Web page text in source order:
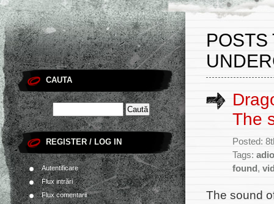
CAUTA
REGISTER / LOG IN
Autentificare
Flux intrări
Flux comentarii
POSTS
The
Posted:
Tags:
found ,
The sound